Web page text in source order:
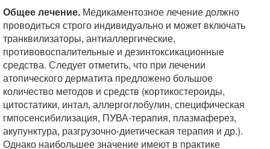
Общее лечение. Медикаментозное лечение должно
проводиться строго индивидуально и может включать
транквилизаторы, антиаллергические,
противовоспалительные и дезинтоксикационные
средства. Следует отметить, что при лечении
атопического дерматита предложено большое
количество методов и средств (кортикостероиды,
цитостатики, интал, аллергоглобулин, специфическая
гмпосенсибилизация, ПУВА-терапия, плазмаферез,
акупунктура, разгрузочно-диетическая терапия и др.).
Однако наибольшее значение имеют в практике